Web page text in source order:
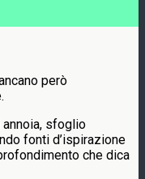
però
sfoglio
fonti d’ispirazione
che dica